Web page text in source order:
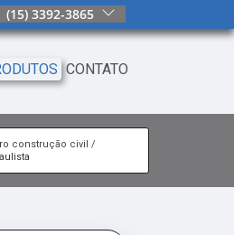
(15) 3392-3865
CONTATO
construção civil